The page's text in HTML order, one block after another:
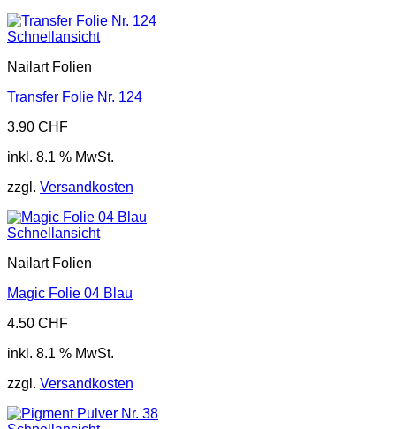
Schnellansicht
Nailart Folien
Transfer Folie Nr. 124
3.90 CHF
inkl. 8.1 % MwSt.
zzgl. Versandkosten
Schnellansicht
Nailart Folien
Magic Folie 04 Blau
4.50 CHF
inkl. 8.1 % MwSt.
zzgl. Versandkosten